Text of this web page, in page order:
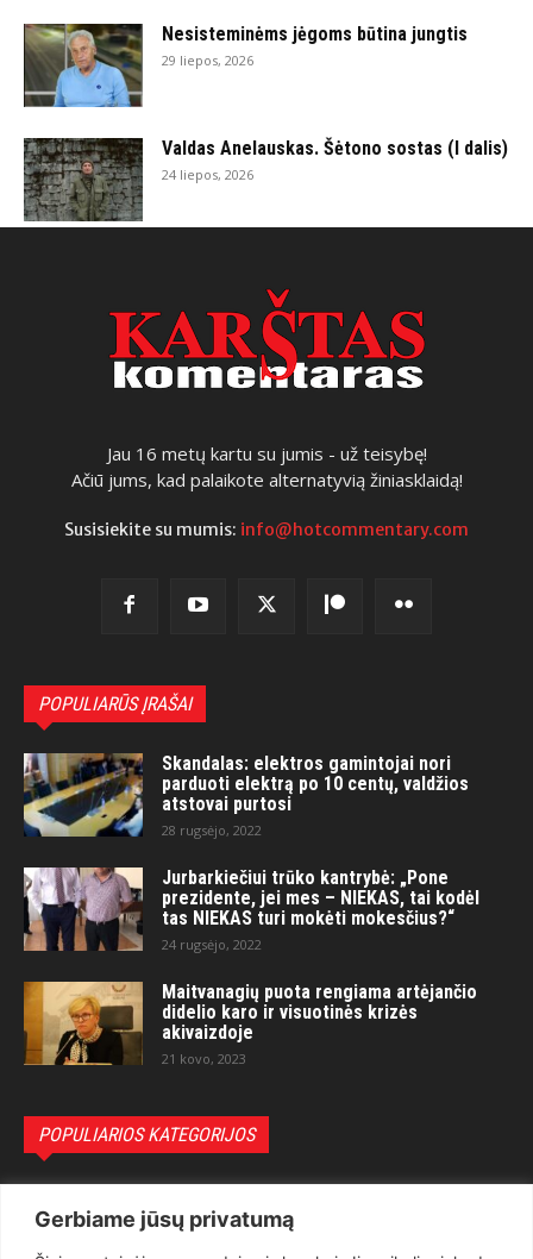
Gerbiame jūsų privatumą
Nesisteminėms jėgoms būtina jungtis
29 liepos, 2026
Valdas Anelauskas. Šėtono sostas (I dalis)
24 liepos, 2026
Jau 16 metų kartu su jumis - už teisybę!
Ačiū jums, kad palaikote alternatyvią žiniasklaidą!
Susisiekite su mumis: info@hotcommentary.com
POPULIARŪS ĮRAŠAI
Skandalas: elektros gamintojai nori
parduoti elektrą po 10 centų, valdžios
atstovai purtosi
28 rugsėjo, 2022
Jurbarkiečiui trūko kantrybė: „Pone
prezidente, jei mes – NIEKAS, tai kodėl
tas NIEKAS turi mokėti mokesčius?“
24 rugsėjo, 2022
Maitvanagių puota rengiama artėjančio
didelio karo ir visuotinės krizės
akivaizdoje
21 kovo, 2023
POPULIARIOS KATEGORIJOS